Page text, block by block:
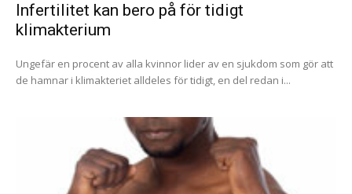
Infertilitet kan bero på för tidigt
klimakterium
Ungefär en procent av alla kvinnor lider av en sjukdom som gör att
de hamnar i klimakteriet alldeles för tidigt, en del redan i...